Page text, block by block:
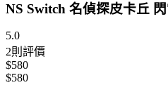
NS Switch 名偵探皮卡丘
5.0
2則評價
$580
$580